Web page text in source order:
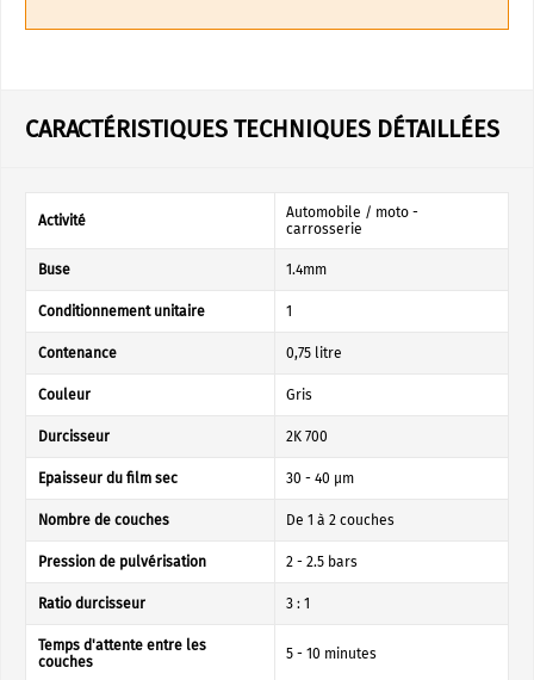
CARACTÉRISTIQUES TECHNIQUES DÉTAILLÉES
Activité
Automobile / moto -
carrosserie
Buse 1.4mm
Conditionnement unitaire 1
Contenance 0,75 litre
Couleur Gris
Durcisseur 2K 700
Epaisseur du film sec 30 - 40 µm
Nombre de couches De 1 à 2 couches
Pression de pulvérisation 2 - 2.5 bars
Ratio durcisseur 3 : 1
Temps d'attente entre les
couches
5 - 10 minutes